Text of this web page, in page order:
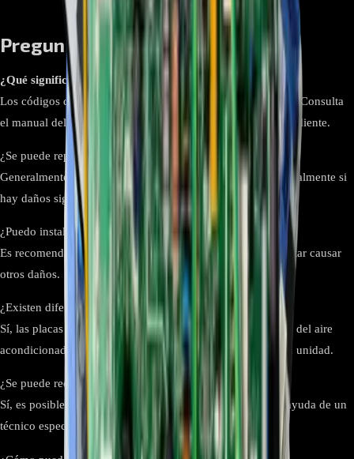
Preguntas frecuentes:
¿Qué significan los códigos de error en el display?
Los códigos de error indican fallas específicas en el sistema. Consulta
el manual del usuario para identificar el problema correspondiente.
¿Se puede reparar la placa de control?
Generalmente es más efectivo y seguro reemplazarla, especialmente si
hay daños significativos.
¿Puedo instalar la placa de control por mí mismo?
Es recomendable que lo haga un técnico calificado para evitar causar
otros daños.
¿Existen diferencias entre modelos de placas de control?
Sí, las placas pueden variar según el modelo y la capacidad del aire
acondicionado. Asegúrate de conseguir la adecuada para tu unidad.
¿Se puede reemplazar la main board?
Sí, es posible reemplazarla. Se recomienda hacerlo con la ayuda de un
técnico especializado.